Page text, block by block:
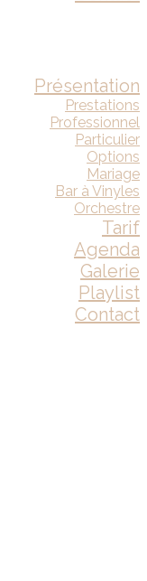
Présentation
Prestations
Professionnel
Particulier
Options
Mariage
Bar à Vinyles
Orchestre
Tarif
Agenda
Galerie
Playlist
Contact